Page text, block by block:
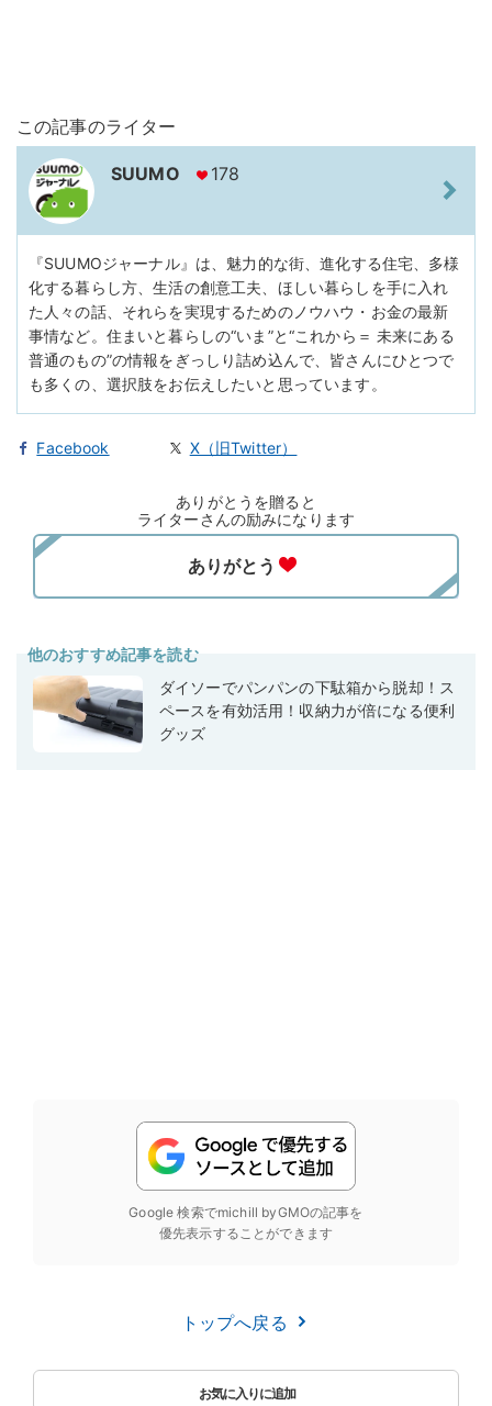
この記事のライター
SUUMO 178
『SUUMOジャーナル』は、魅力的な街、進化する住宅、多様
化する暮らし方、生活の創意工夫、ほしい暮らしを手に入れ
た人々の話、それらを実現するためのノウハウ・お金の最新
事情など。住まいと暮らしの“いま”と“これから＝ 未来にある
普通のもの”の情報をぎっしり詰め込んで、皆さんにひとつで
も多くの、選択肢をお伝えしたいと思っています。
Facebook X（旧Twitter）
ありがとうを贈ると
ライターさんの励みになります
他のおすすめ記事を読む
ダイソーでパンパンの下駄箱から脱却！ス
ペースを有効活用！収納力が倍になる便利
グッズ
Google 検索でmichill byGMOの記事を
優先表示することができます
トップへ戻る